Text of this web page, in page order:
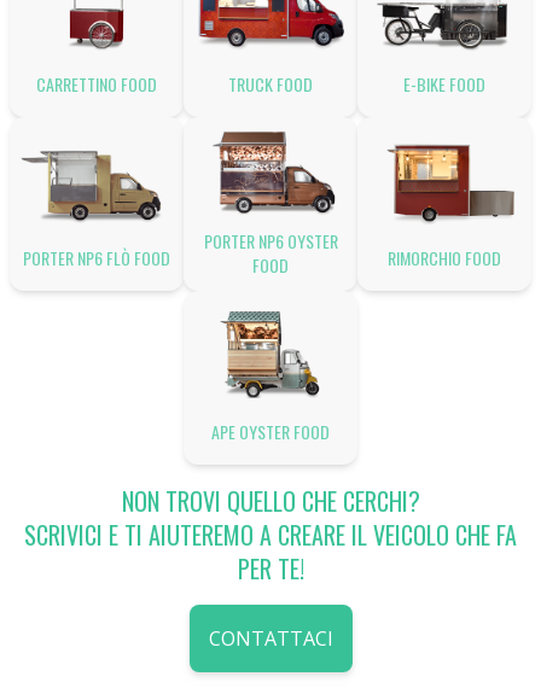
CARRETTINO FOOD TRUCK FOOD E-BIKE FOOD
PORTER NP6 FLÒ FOOD
PORTER NP6 OYSTER
FOOD
RIMORCHIO FOOD
APE OYSTER FOOD
NON TROVI QUELLO CHE CERCHI?
SCRIVICI E TI AIUTEREMO A CREARE IL VEICOLO CHE FA
PER TE!
CONTATTACI